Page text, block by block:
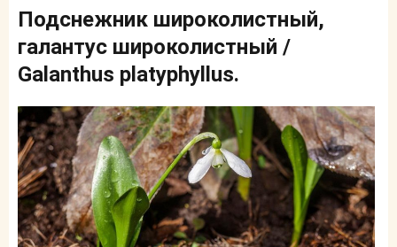
Подснежник широколистный,
галантус широколистный /
Galanthus platyphyllus.